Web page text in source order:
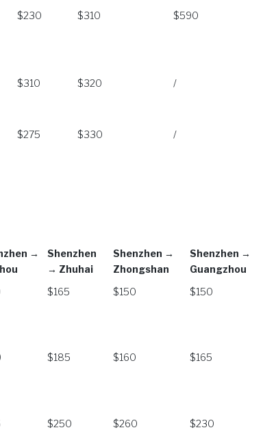
$230 $310 $590
$310 $320 /
$275 $330 /
→
Shenzhen
→ Zhuhai
Shenzhen →
Zhongshan
Shenzhen →
Guangzhou
→
Shenzhen
Shenzhen →
Shenzhen →
$165 $150 $150
$185 $160 $165
$250 $260 $230